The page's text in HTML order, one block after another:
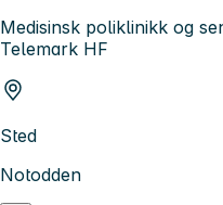
Medisinsk poliklinikk og
Telemark HF
Sted
Notodden